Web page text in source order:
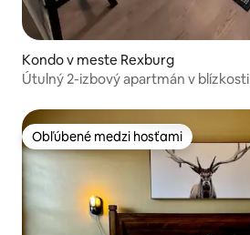
Kondo v meste Rexburg
Útulný 2-izbový apartmán v blízkosti
Obľúbené medzi hosťami
Obľúbené medzi hosťami